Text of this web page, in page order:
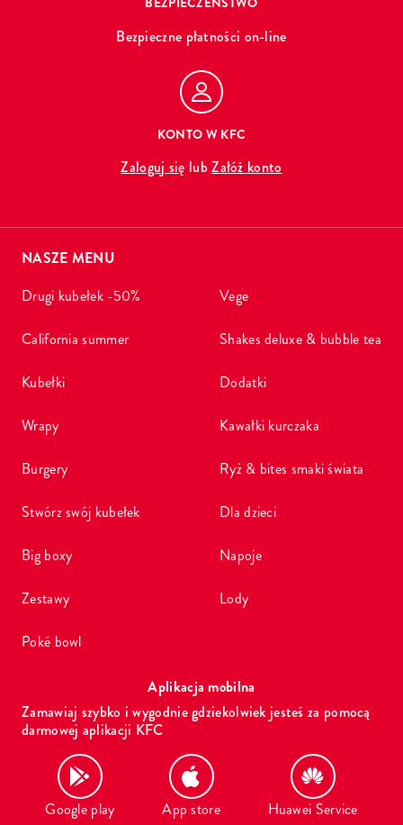
Bezpieczne płatności on-line
KONTO W KFC
Zaloguj się lubZałóż konto
NASZE MENU
drugi kubełek -50%
california summer
kubełki
wrapy
burgery
stwórz swój kubełek
big boxy
zestawy
poké bowl
vege
shakes deluxe & bubble tea
dodatki
kawałki kurczaka
ryż & bites smaki świata
dla dzieci
napoje
lody
Aplikacja mobilna
Zamawiaj szybko i wygodnie gdziekolwiek jesteś za pomocą
darmowej aplikacji KFC
Google play App store Huawei Service